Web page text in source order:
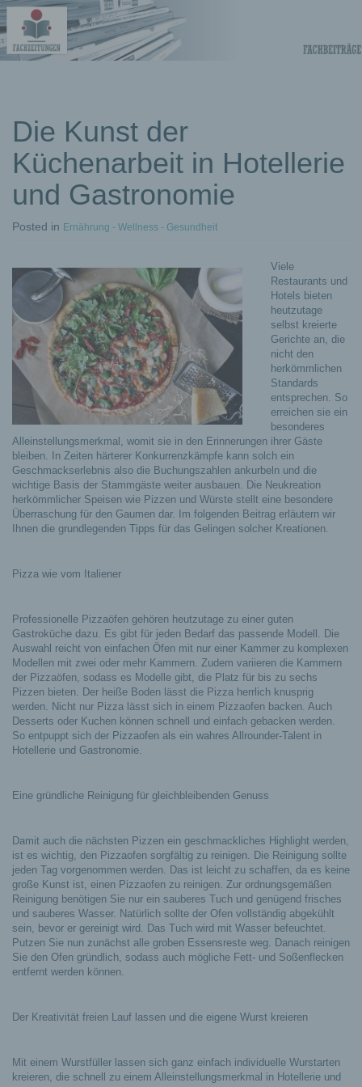
Projekte –
Fachbeiträge
Die Kunst der
Küchenarbeit in Hotellerie
und Gastronomie
Posted in Ernährung - Wellness - Gesundheit
Viele
Restaurants und
Hotels bieten
heutzutage
selbst kreierte
Gerichte an, die
nicht den
herkömmlichen
Standards
entsprechen. So
erreichen sie ein
besonderes
Alleinstellungsmerkmal, womit sie in den Erinnerungen ihrer Gäste
bleiben.
In Zeiten härterer Konkurrenzkämpfe kann solch ein
Geschmackserlebnis also die Buchungszahlen ankurbeln und die
wichtige Basis der Stammgäste weiter ausbauen. Die Neukreation
herkömmlicher Speisen wie Pizzen und Würste stellt eine besondere
Überraschung für den Gaumen dar. Im folgenden Beitrag erläutern wir
Ihnen die grundlegenden Tipps für das Gelingen solcher Kreationen.
Pizza wie vom Italiener
Professionelle Pizzaöfen gehören heutzutage zu einer guten
Gastroküche dazu. Es gibt für jeden Bedarf das passende Modell. Die
Auswahl reicht von einfachen Öfen mit nur einer Kammer zu komplexen
Modellen mit zwei oder mehr Kammern. Zudem variieren die Kammern
der Pizzaöfen, sodass es Modelle gibt, die Platz für bis zu sechs
Pizzen bieten. Der heiße Boden lässt die Pizza herrlich knusprig
werden. Nicht nur Pizza lässt sich in einem Pizzaofen backen. Auch
Desserts oder Kuchen können schnell und einfach gebacken werden.
So entpuppt sich der Pizzaofen als ein wahres Allrounder-Talent in
Hotellerie und Gastronomie.
Eine gründliche Reinigung für gleichbleibenden Genuss
Damit auch die nächsten Pizzen ein geschmackliches Highlight werden,
ist es wichtig, den Pizzaofen sorgfältig zu reinigen. Die Reinigung sollte
jeden Tag vorgenommen werden. Das ist leicht zu schaffen, da es keine
große Kunst ist, einen Pizzaofen zu reinigen. Zur ordnungsgemäßen
Reinigung benötigen Sie nur ein sauberes Tuch und genügend frisches
und sauberes Wasser. Natürlich sollte der Ofen vollständig abgekühlt
sein, bevor er gereinigt wird. Das Tuch wird mit Wasser befeuchtet.
Putzen Sie nun zunächst alle groben Essensreste weg. Danach reinigen
Sie den Ofen gründlich, sodass auch mögliche Fett- und Soßenflecken
entfernt werden können.
Der Kreativität freien Lauf lassen und die eigene Wurst kreieren
Mit einem Wurstfüller lassen sich ganz einfach individuelle Wurstarten
kreieren, die schnell zu einem Alleinstellungsmerkmal in Hotellerie und